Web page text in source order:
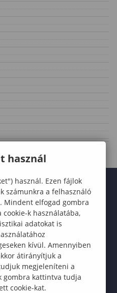
használ
használ. Ezen fájlok
számunkra a felhasználó
Mindent elfogad gombra
cookie-k használatába,
adatokat is
kívül. Amennyiben
átirányítjuk a
megjeleníteni a
gombra kattintva tudja
cookie-kat.